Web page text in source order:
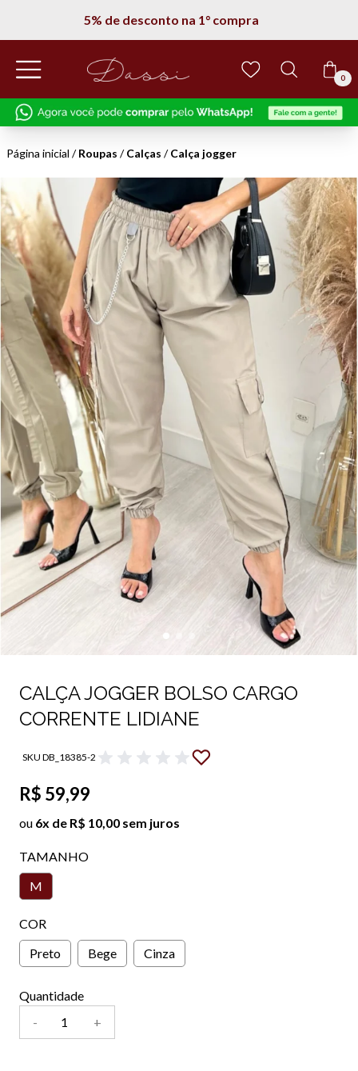
5% de desconto na 1° compra
0
Página inicial /Roupas /Calças /Calça jogger
CALÇA JOGGER BOLSO CARGO
CORRENTE LIDIANE
SKU DB_18385-2
R$ 59,99
ou 6x de R$ 10,00 sem juros
TAMANHO
M
COR
Preto
Bege Cinza
Quantidade
-
+